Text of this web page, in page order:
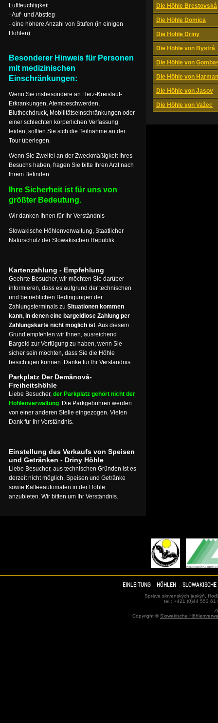
Die Höhle Brestovská
Die Höhle Domica
Die Höhle Driny
Die Höhle von Bystrá
Die Höhle von
Die Höhle von
Die Höhle von Jasov
Die Höhle von Važec
Luftfeuchtigkeit
- Auf- und Abstieg
- eine höhere Anzahl von Stufen (in einigen
Höhlen)
Besonderer Hinweis für Personen
mit medizinischen
Einschränkungen:
Wenn Sie insbesondere an Herz-Kreislauf-
Erkrankungen, Atembeschwerden,
Bluthochdruck, Mobilitätseinschränkungen oder
einer schlechten körperlichen Verfassung
leiden, sollten Sie sich die Teilnahme an der
Tour überlegen.
Wenn Sie Zweifel an der Zweckmäßigkeit Ihres
Besuchs haben, fragen Sie bitte Ihren Arzt nach
Ihrem Befinden.
Ihre Sicherheit ist für uns von
größter Bedeutung.
Wir danken Ihnen für Ihr Verständnis
Slowakische Höhlenverwaltung, Staatlicher
Naturschutz der Slowakischen Republik
Kartenzahlung - Empfehlung
Geehrte Besucher, wir möchten Sie darüber
informieren, dass es aufgrund der technischen
und betrieblichen Bedingungen der
Zahlungsterminals zu Situationen kommen
kann, in denen eine bargeldlose Zahlung per
Zahlungskarte nicht möglich ist. Aus diesem
Grund empfehlen wir Ihnen, ausreichend
Bargeld zur Verfügung zu haben, wenn Sie
sicher sein möchten, dass Sie die Höhle
besichtigen können. Danke für Ihr Verständnis.
Parkplatz Der Demänová-
Freiheitshöhle
Liebe Besucher, der Parkplatz gehört nicht der
Höhlenverwaltung. Die Parkgebühren werden
von einer anderen Stelle eingezogen. Vielen
Dank für Ihr Verständnis.
Einstellung des Verkaufs von Speisen
und Getränken - Driny Höhle
Liebe Besucher, aus technischen Gründen ist es
derzeit nicht möglich, Speisen und Getränke
sowie Kaffeeautomaten in der Höhle
anzubieten. Wir bitten um Ihr Verständnis.
EINLEITUNG HÖHLEN
Správa slovenských jaskýň,
tel.: +421 (0)44 553
Copyright ©Slowakische